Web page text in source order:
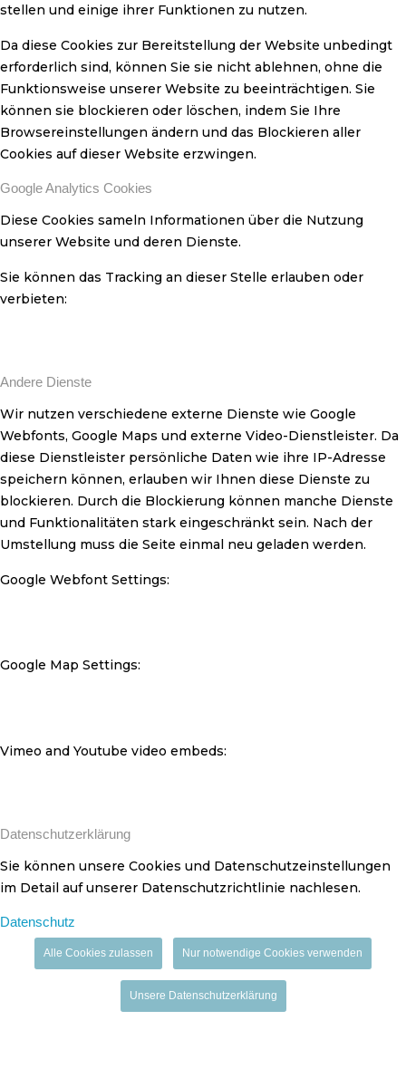
stellen und einige ihrer Funktionen zu nutzen.
Da diese Cookies zur Bereitstellung der Website unbedingt
erforderlich sind, können Sie sie nicht ablehnen, ohne die
Funktionsweise unserer Website zu beeinträchtigen. Sie
können sie blockieren oder löschen, indem Sie Ihre
Browsereinstellungen ändern und das Blockieren aller
Cookies auf dieser Website erzwingen.
Google Analytics Cookies
Diese Cookies sameln Informationen über die Nutzung
unserer Website und deren Dienste.
Sie können das Tracking an dieser Stelle erlauben oder
verbieten:
Andere Dienste
Wir nutzen verschiedene externe Dienste wie Google
Webfonts, Google Maps und externe Video-Dienstleister. Da
diese Dienstleister persönliche Daten wie ihre IP-Adresse
speichern können, erlauben wir Ihnen diese Dienste zu
blockieren. Durch die Blockierung können manche Dienste
und Funktionalitäten stark eingeschränkt sein. Nach der
Umstellung muss die Seite einmal neu geladen werden.
Google Webfont Settings:
Google Map Settings:
Vimeo and Youtube video embeds:
Datenschutzerklärung
Sie können unsere Cookies und Datenschutzeinstellungen
im Detail auf unserer Datenschutzrichtlinie nachlesen.
Datenschutz
Alle Cookies zulassen Nur notwendige Cookies verwenden
Unsere Datenschutzerklärung